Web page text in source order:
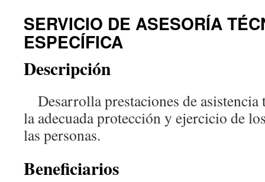
SERVICIO DE ASESORÍA
ESPECÍFICA
Descripción
Desarrolla prestaciones de
la adecuada protección y ejercicio de
las personas.
Beneficiarios